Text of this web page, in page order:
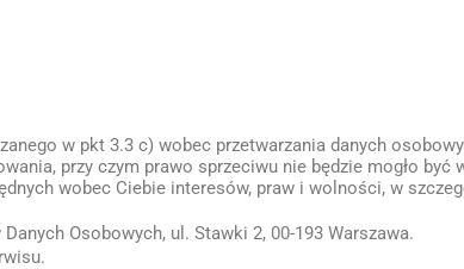
w pkt 3.3 c) wobec przetwarzania danych
przy czym prawo sprzeciwu nie będzie mogło być
wobec Ciebie interesów, praw i wolności, w
Osobowych, ul. Stawki 2, 00-193 Warszawa.